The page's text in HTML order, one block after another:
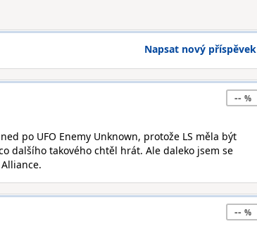
Napsat nový příspěvek
--
po UFO Enemy Unknown, protože LS měla být
dalšího takového chtěl hrát. Ale daleko jsem se
--